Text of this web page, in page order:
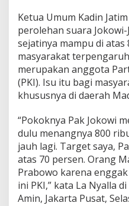
T
u
r
Ketua Umum Kadin
perolehan suara
sejatinya mampu di atas
masyarakat
merupakan anggota
(PKI). Isu itu bagi
khususnya di daerah
“Pokoknya Pak Jokowi
dulu menangnya 800
jauh lagi. Target saya,
atas 70 persen. Orang
Prabowo karena
ini PKI,” kata La Nyalla
Amin, Jakarta Pusat,